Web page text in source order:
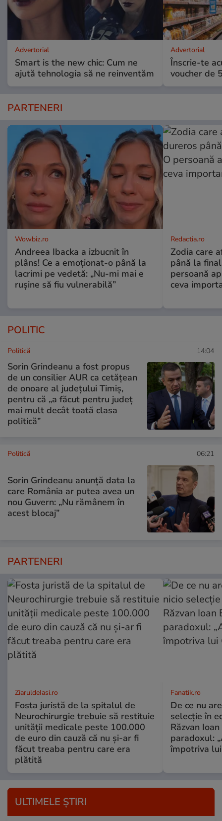
Advertorial
Smart is the new chic: Cum ne
ajută tehnologia să ne reinventăm
Advertorial
Înscrie-te
voucher de
PARTENERI
Wowbiz.ro
Andreea Ibacka a izbucnit în
plâns! Ce a emoționat-o până la
lacrimi pe vedetă: „Nu-mi mai e
rușine să fiu vulnerabilă”
Redactia.ro
Zodia care
până la
persoană
ceva
POLITIC
Politică 14:04
Sorin Grindeanu a fost propus
de un consilier AUR ca cetățean
de onoare al județului Timiș,
pentru că „a făcut pentru județ
mai mult decât toată clasa
politică”
Politică 06:21
Sorin Grindeanu anunță data la
care România ar putea avea un
nou Guvern: „Nu rămânem în
acest blocaj”
PARTENERI
ZiaruldeIasi.ro
Fosta juristă de la spitalul de
Neurochirurgie trebuie să restituie
unității medicale peste 100.000
de euro din cauză că nu și-ar fi
făcut treaba pentru care era
plătită
Fanatik.ro
De ce nu
selecție în
Răzvan
paradoxul:
împotriva lui
ULTIMELE ȘTIRI